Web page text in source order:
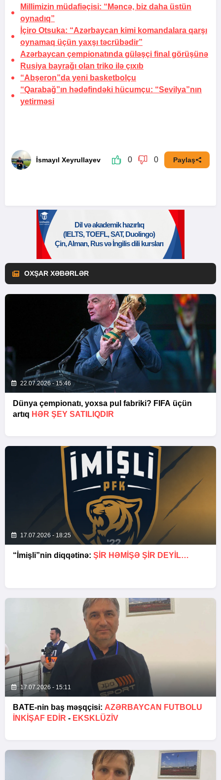
Millimizin müdafiəçisi: “Məncə, biz daha üstün
oynadıq”
İçiro Otsuka: “Azərbaycan kimi komandalara qarşı
oynamaq üçün yaxşı təcrübədir”
Azərbaycan çempionatında güləşçi final görüşünə
Rusiya bayrağı olan triko ilə çıxıb
“Abşeron”da yeni basketbolçu
“Qarabağ”ın hədəfindəki hücumçu: “Sevilya”nın
yetirməsi
İsmayıl Xeyrullayev 0 0 Paylaş
OXŞAR XƏBƏRLƏR
22.07.2026 - 15:46
Dünya çempionatı, yoxsa pul fabriki? FIFA üçün
artıq HƏR ŞEY SATILIQDIR
17.07.2026 - 18:25
“İmişli”nin diqqətinə: ŞIR HƏMIŞƏ ŞIR DEYIL…
17.07.2026 - 15:11
BATE-nin baş məşqçisi: AZƏRBAYCAN FUTBOLU
INKIŞAF EDIR - EKSKLÜZİV